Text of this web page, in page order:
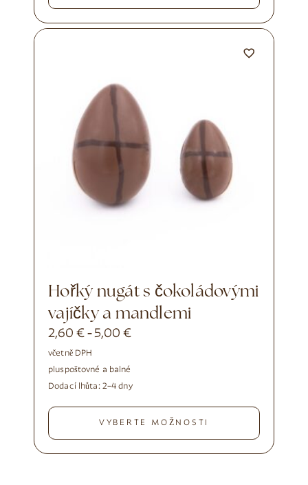
Hořký nugát s čokoládovými
vajíčky a mandlemi
2,60€ -5,00€
včetně DPH
pluspoštovné a balné
Dodací lhůta: 2–4 dny
VYBERTE MOŽNOSTI